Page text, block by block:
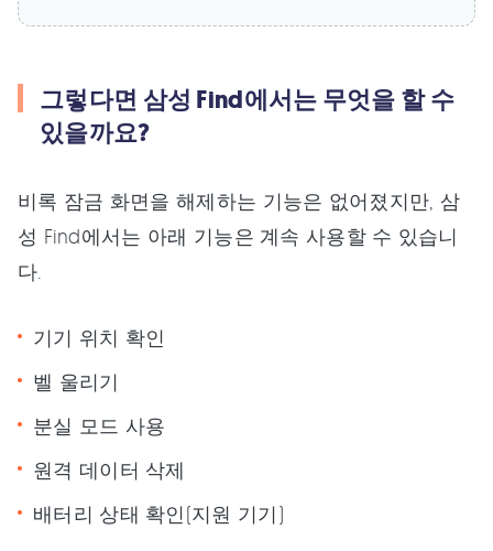
그렇다면 삼성 Find에서는 무엇을 할 수
있을까요?
비록 잠금 화면을 해제하는 기능은 없어졌지만, 삼
성 Find에서는 아래 기능은 계속 사용할 수 있습니
다.
기기 위치 확인
벨 울리기
분실 모드 사용
원격 데이터 삭제
배터리 상태 확인(지원 기기)